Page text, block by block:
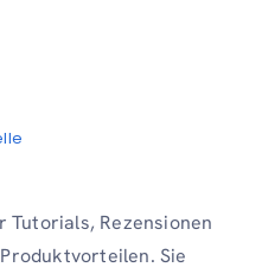
Tutorials, Rezensionen
Sie